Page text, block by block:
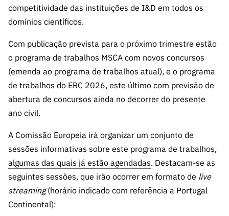
competitividade das instituições de I&D em todos os
domínios científicos.
Com publicação prevista para o próximo trimestre estão
o programa de trabalhos MSCA com novos concursos
(emenda ao programa de trabalhos atual), e o programa
de trabalhos do ERC 2026, este último com previsão de
abertura de concursos ainda no decorrer do presente
ano civil.
A Comissão Europeia irá organizar um conjunto de
sessões informativas sobre este programa de trabalhos,
algumas das quais já estão agendadas. Destacam-se as
seguintes sessões, que irão ocorrer em formato de live
streaming(horário indicado com referência a Portugal
Continental):